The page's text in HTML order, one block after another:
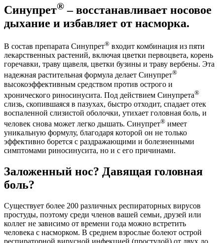
Синупрет® – восстанавливает носовое
дыхание и избавляет от насморка.
В состав препарата Синупрет® входит комбинация из пяти
лекарственных растений, включая цветки первоцвета, корень
горечавки, траву щавеля, цветки бузины и траву вербены. Эта
надежная растительная формула делает Синупрет®
высокоэффективным средством против острого и
хронического риносинусита. Под действием Синупрета®
слизь, скопившаяся в пазухах, быстро отходит, спадает отек
воспаленной слизистой оболочки, утихает головная боль, и
человек снова может легко дышать. Синупрет® имеет
уникальную формулу, благодаря которой он не только
эффективно борется с раздражающими и болезненными
симптомами риносинусита, но и с его причинами.
Заложенный нос? Давящая головная
боль?
Существует более 200 различных респираторных вирусов
простуды, поэтому среди членов вашей семьи, друзей или
коллег не зависимо от времени года можно встретить
человека с насморком. В среднем взрослые болеют острой
респираторной вирусной инфекцией (простудой) от двух до